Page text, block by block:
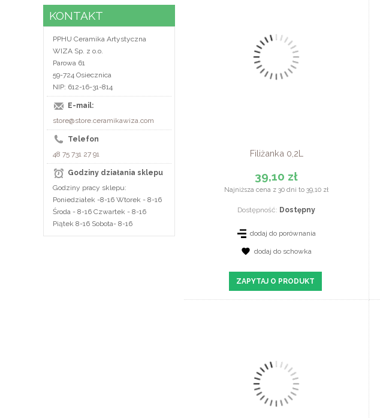
KONTAKT
PPHU Ceramika Artystyczna
WIZA Sp. z o.o.
Parowa 61
59-724 Osiecznica
NIP: 612-16-31-814
E-mail:
store@store.ceramikawiza.com
Telefon
48 75 731 27 91
Godziny działania sklepu
Godziny pracy sklepu:
Poniedziałek -8-16 Wtorek - 8-16
Środa - 8-16 Czwartek - 8-16
Piątek 8-16 Sobota- 8-16
Filiżanka 0,2L
39,10 zł
Najniższa cena z 30 dni to 39,10 zł
Dostępność: Dostępny
dodaj do porównania
dodaj do schowka
ZAPYTAJ O PRODUKT